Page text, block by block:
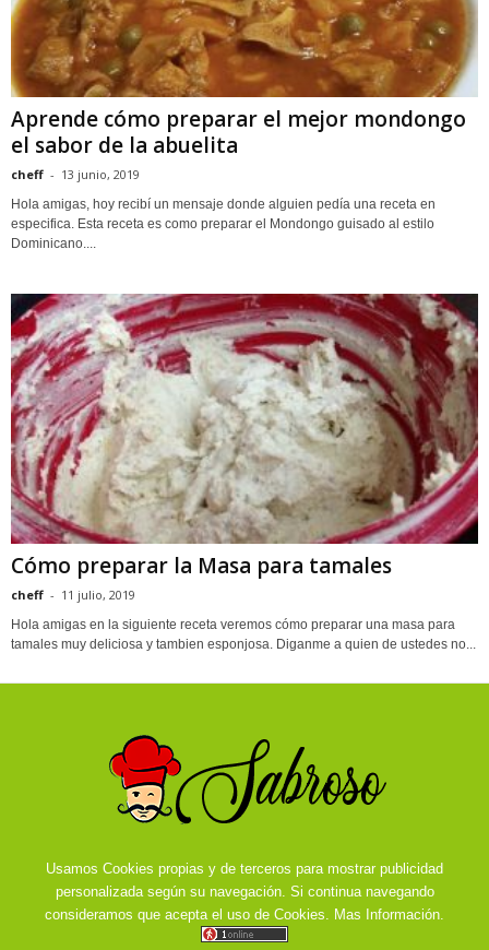
Aprende cómo preparar el mejor mondongo
el sabor de la abuelita
cheff - 13 junio, 2019
Hola amigas, hoy recibí un mensaje donde alguien pedía una receta en
especifica. Esta receta es como preparar el Mondongo guisado al estilo
Dominicano....
Cómo preparar la Masa para tamales
cheff - 11 julio, 2019
Hola amigas en la siguiente receta veremos cómo preparar una masa para
tamales muy deliciosa y tambien esponjosa. Diganme a quien de ustedes no...
Usamos Cookies propias y de terceros para mostrar publicidad
personalizada según su navegación. Si continua navegando
consideramos que acepta el uso de Cookies. Mas Información.